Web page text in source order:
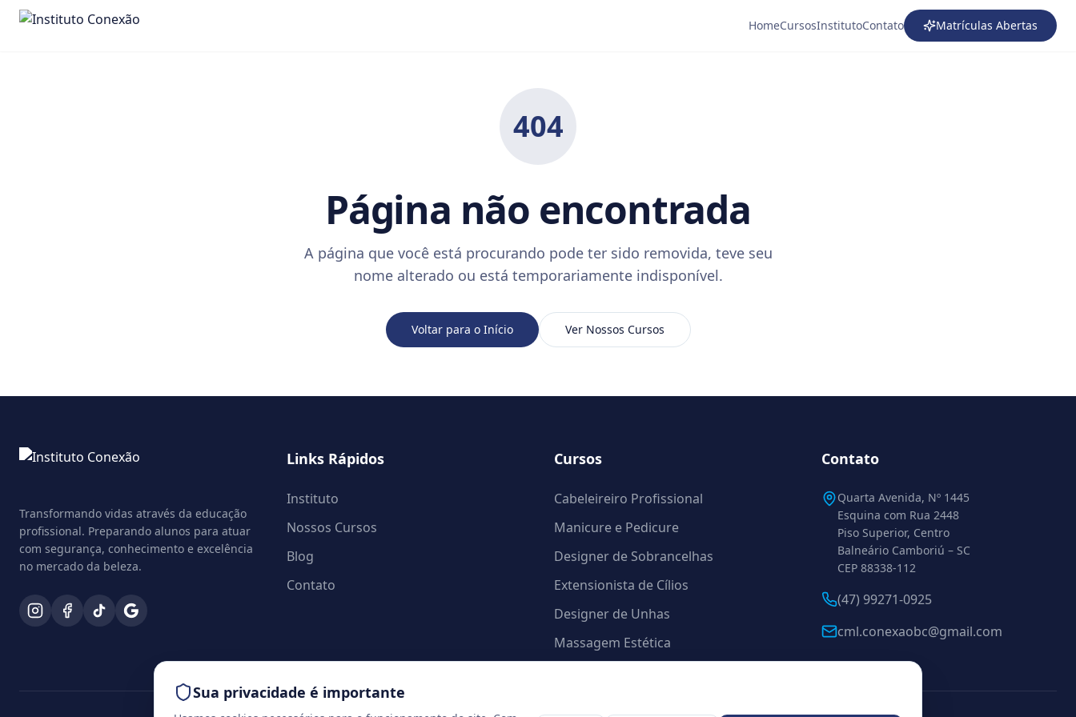
HomeCursosInstitutoContato Matrículas Abertas
404
Página não encontrada
A página que você está procurando pode ter sido removida, teve seu
nome alterado ou está temporariamente indisponível.
Voltar para o Início Ver Nossos Cursos
Transformando vidas através da educação
profissional. Preparando alunos para atuar
com segurança, conhecimento e excelência
no mercado da beleza.
Links Rápidos
Instituto
Nossos Cursos
Blog
Contato
Cursos
Cabeleireiro Profissional
Manicure e Pedicure
Designer de Sobrancelhas
Extensionista de Cílios
Designer de Unhas
Massagem Estética
Contato
Quarta Avenida, Nº 1445
Esquina com Rua 2448
Piso Superior, Centro
Balneário Camboriú – SC
CEP 88338-112
(47) 99271-0925
cml.conexaobc@gmail.com
Sua privacidade é importante